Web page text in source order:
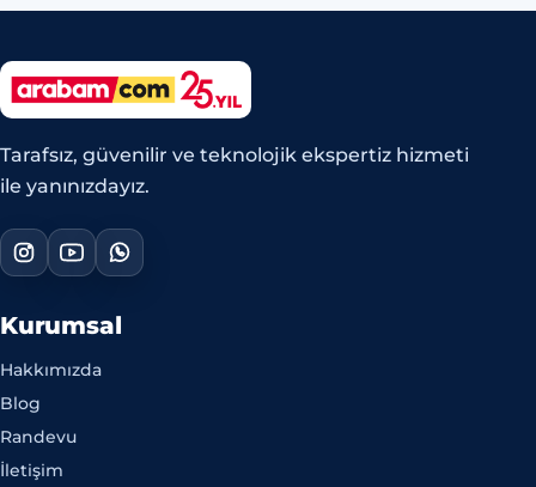
Tarafsız, güvenilir ve teknolojik ekspertiz hizmeti
ile yanınızdayız.
Kurumsal
Hakkımızda
Blog
Randevu
İletişim